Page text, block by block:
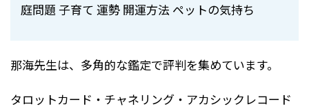
庭問題 子育て 運勢 開運方法 ペットの気持ち
那海先生は、多角的な鑑定で評判を集めています。
タロットカード・チャネリング・アカシックレコード